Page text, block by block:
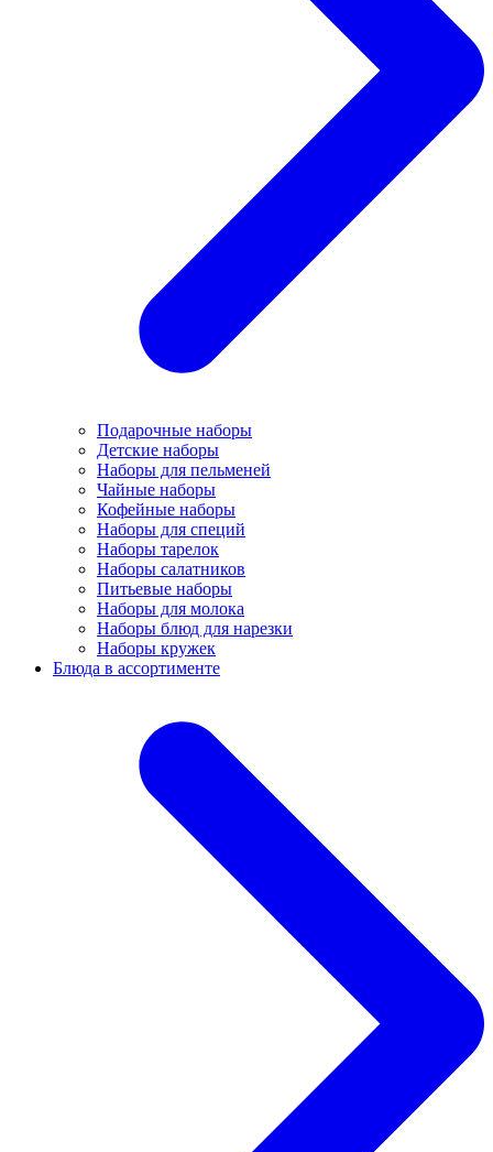
Подарочные наборы
Детские наборы
Наборы для пельменей
Чайные наборы
Кофейные наборы
Наборы для специй
Наборы тарелок
Наборы салатников
Питьевые наборы
Наборы для молока
Наборы блюд для нарезки
Наборы кружек
Блюда в ассортименте